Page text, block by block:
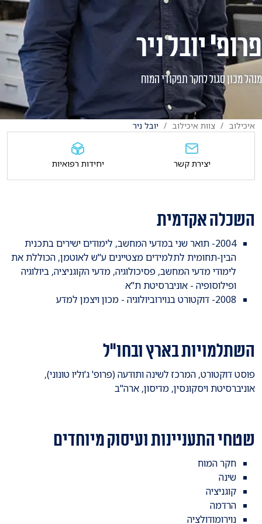
פרופ' יובל ניר
מנהל מכון סגול לחקר תפקודי המוח
איכילוב צוות איכילוב יובל ניר
השכלה אקדמית
2004- תואר שני במדעי המחשב, לימודים ישירים בתכנית
הבין-תחומית לתלמידים מצטיינים ע"ש לאוטמן, הכוללת את
לימודי מדעי המחשב, פסיכולוגיה, מדעי הקוגניציה, ביולוגיה
ופילוסופיה - אוניברסיטת ת"א
2008- דוקטורט בנוירוביולוגיה - מכון ויצמן למדע
השתלמויות בארץ ובחו"ל
פוסט דוקטורט, המרכז לשינה ותודעה (פרופ' ג'וליו טונוני),
אוניברסיטת ויסקונסין, מדיסון, ארה"ב
שטחי התעניינות ועיסוק מיוחדים
חקר המוח
שינה
קוגניציה
הרדמה
נוירומודולציה
יצירת קשר יחידות רפואיות